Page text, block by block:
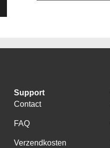
Support
Contact
FAQ
Verzendkosten